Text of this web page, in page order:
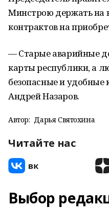
Минстрою держать на
контрактов на
— Старые аварийные
карты республики, а
безопасные и
Андрей Назаров.
Автор: Дарья Святохина
Читайте нас
Выбор